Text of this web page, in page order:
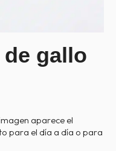
de gallo
aparece el
para el día a día o para